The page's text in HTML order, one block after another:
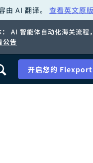
由 AI 翻译。 查看英文原版
AI 智能体自动化海关流程
公告
开启您的 Flexport